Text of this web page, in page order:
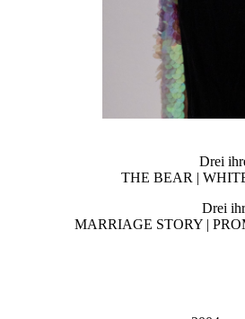
Drei
THE BEAR |
Drei
MARRIAGE STORY |